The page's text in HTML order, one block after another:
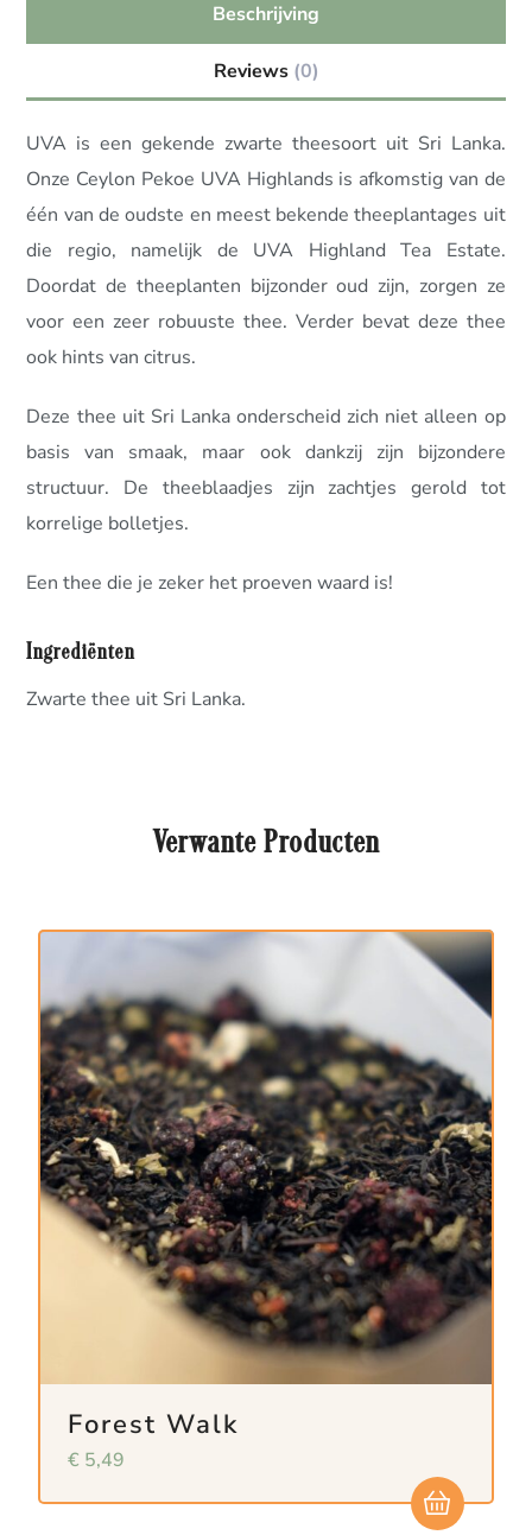
Beschrijving
Reviews (0)
UVA is een gekende zwarte theesoort uit Sri Lanka.
Onze Ceylon Pekoe UVA Highlands is afkomstig van de
één van de oudste en meest bekende theeplantages uit
die regio, namelijk de UVA Highland Tea Estate.
Doordat de theeplanten bijzonder oud zijn, zorgen ze
voor een zeer robuuste thee. Verder bevat deze thee
ook hints van citrus.
Deze thee uit Sri Lanka onderscheid zich niet alleen op
basis van smaak, maar ook dankzij zijn bijzondere
structuur. De theeblaadjes zijn zachtjes gerold tot
korrelige bolletjes.
Een thee die je zeker het proeven waard is!
Ingrediënten
Zwarte thee uit Sri Lanka.
Verwante Producten
Forest Walk
€ 5,49